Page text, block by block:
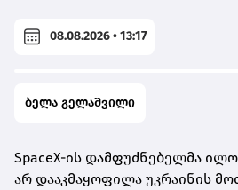
08.08.2026 • 13:17
ბელა გელაშვილი
SpaceX-ის დამფუძნებელმა
არ დააკმაყოფილა უკრაინის